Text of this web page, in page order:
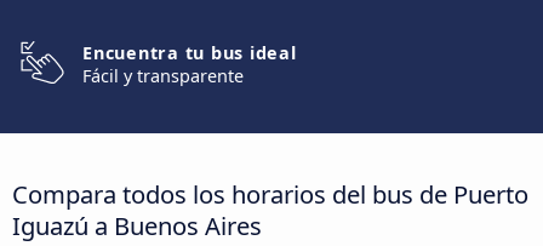
Encuentra tu bus ideal
Fácil y transparente
Compara todos los horarios del bus de Puerto
Iguazú a Buenos Aires